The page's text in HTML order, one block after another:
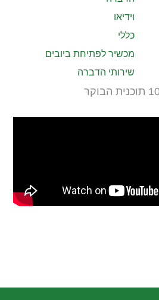
וידיאו
כללי
מכשיר לפתיחת ביובים
שירותי הדברה